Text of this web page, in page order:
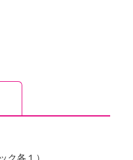
ク各１）